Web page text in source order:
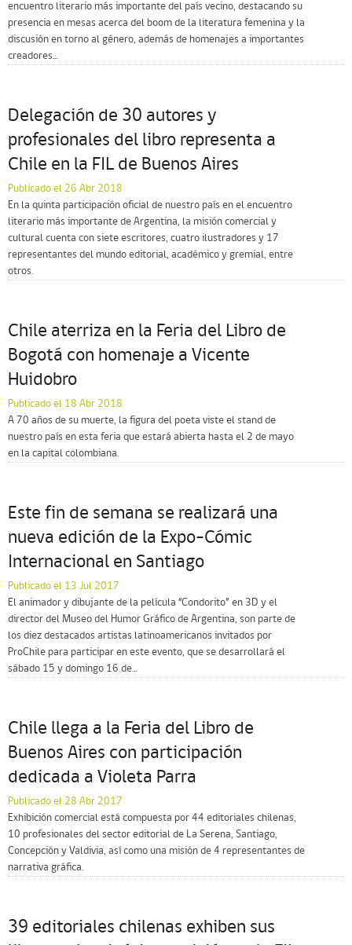
encuentro literario más importante del país vecino, destacando su
presencia en mesas acerca del boom de la literatura femenina y la
discusión en torno al género, además de homenajes a importantes
creadores...
Delegación de 30 autores y
profesionales del libro representa a
Chile en la FIL de Buenos Aires
Publicado el 26 Abr 2018
En la quinta participación oficial de nuestro país en el encuentro
literario más importante de Argentina, la misión comercial y
cultural cuenta con siete escritores, cuatro ilustradores y 17
representantes del mundo editorial, académico y gremial, entre
otros.
Chile aterriza en la Feria del Libro de
Bogotá con homenaje a Vicente
Huidobro
Publicado el 18 Abr 2018
A 70 años de su muerte, la figura del poeta viste el stand de
nuestro país en esta feria que estará abierta hasta el 2 de mayo
en la capital colombiana.
Este fin de semana se realizará una
nueva edición de la Expo-Cómic
Internacional en Santiago
Publicado el 13 Jul 2017
El animador y dibujante de la película “Condorito” en 3D y el
director del Museo del Humor Gráfico de Argentina, son parte de
los diez destacados artistas latinoamericanos invitados por
ProChile para participar en este evento, que se desarrollará el
sábado 15 y domingo 16 de...
Chile llega a la Feria del Libro de
Buenos Aires con participación
dedicada a Violeta Parra
Publicado el 28 Abr 2017
Exhibición comercial está compuesta por 44 editoriales chilenas,
10 profesionales del sector editorial de La Serena, Santiago,
Concepción y Valdivia, así como una misión de 4 representantes de
narrativa gráfica.
39 editoriales chilenas exhiben sus